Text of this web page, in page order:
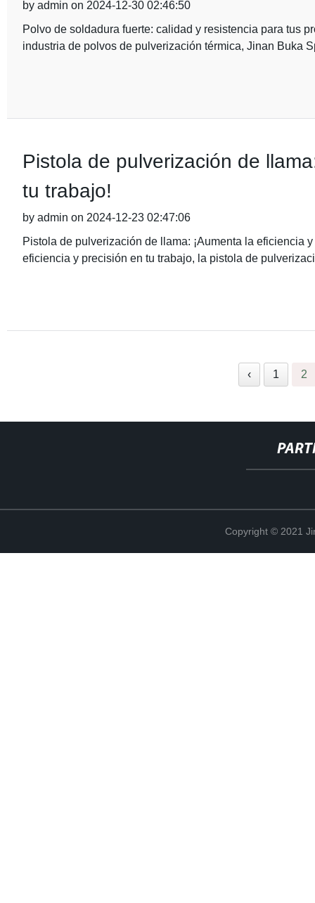
by admin on 2024-12-30 02:46:50
Polvo de soldadura fuerte: calidad y resistencia para tus
industria de polvos de pulverización térmica, Jinan Buka
Pistola de pulverización de
tu trabajo!
by admin on 2024-12-23 02:47:06
Pistola de pulverización de llama: ¡Aumenta la eficiencia
eficiencia y precisión en tu trabajo, la pistola de
‹ 1 2
Copyright © 2021